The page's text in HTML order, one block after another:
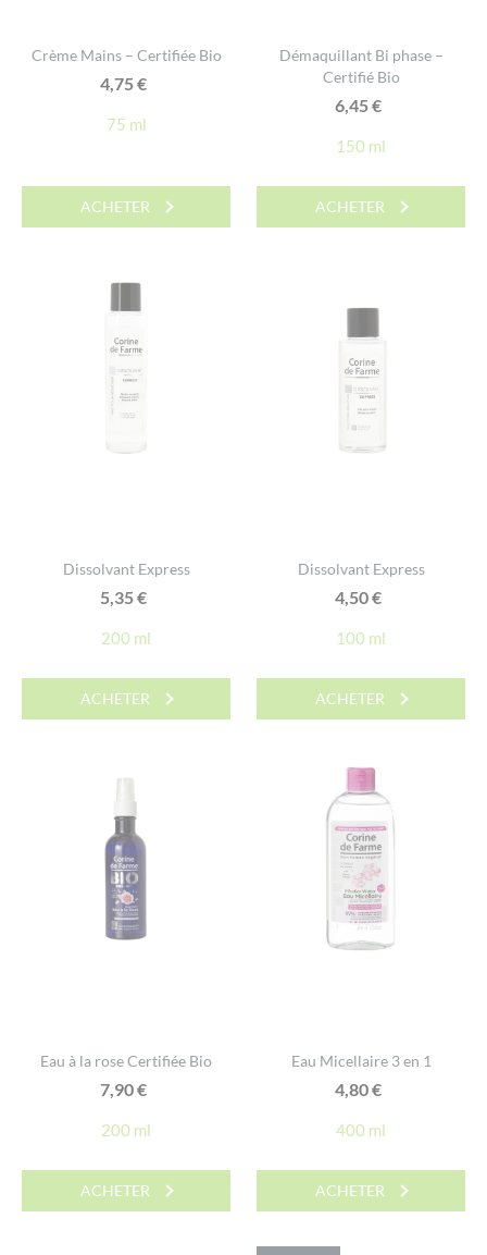
Crème Mains – Certifiée Bio
4,75€
75 ml
ACHETER
Démaquillant Bi phase –
Certifié Bio
6,45€
150 ml
ACHETER
Dissolvant Express
5,35€
200 ml
ACHETER
Dissolvant Express
4,50€
100 ml
ACHETER
Eau à la rose Certifiée Bio
7,90€
200 ml
ACHETER
Eau Micellaire 3 en 1
4,80€
400 ml
ACHETER